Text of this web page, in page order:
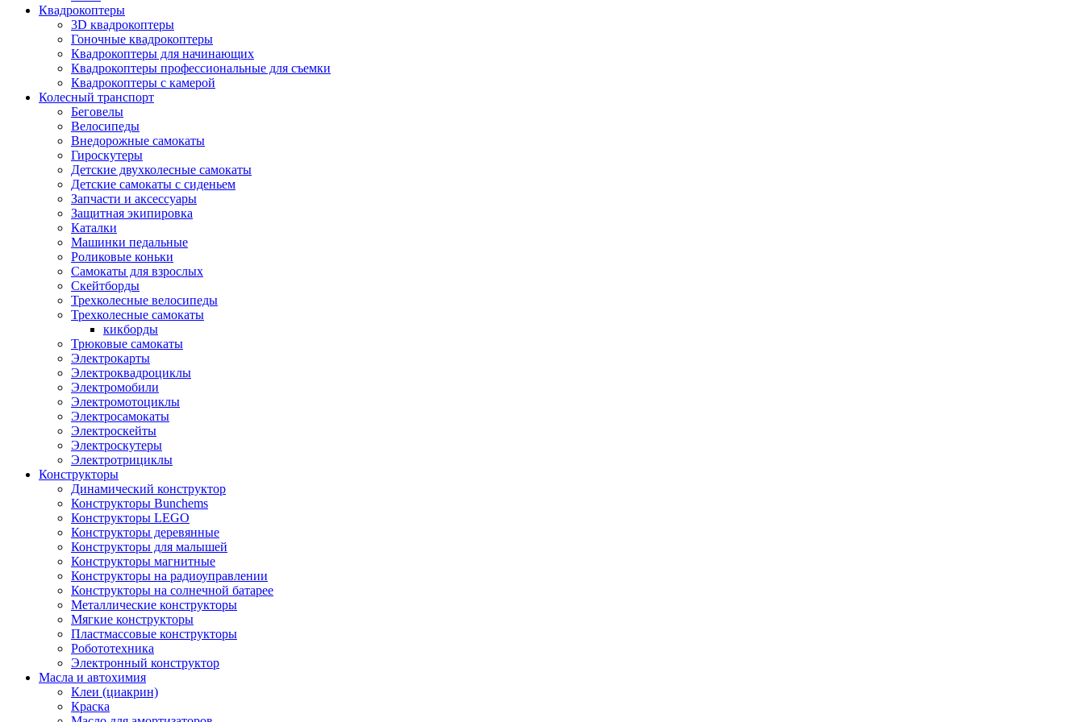
Квадрокоптеры
3D квадрокоптеры
Гоночные квадрокоптеры
Квадрокоптеры для начинающих
Квадрокоптеры профессиональные для съемки
Квадрокоптеры с камерой
Колесный транспорт
Беговелы
Велосипеды
Внедорожные самокаты
Гироскутеры
Детские двухколесные самокаты
Детские самокаты с сиденьем
Запчасти и аксессуары
Защитная экипировка
Каталки
Машинки педальные
Роликовые коньки
Самокаты для взрослых
Скейтборды
Трехколесные велосипеды
Трехколесные самокаты
кикборды
Трюковые самокаты
Электрокарты
Электроквадроциклы
Электромобили
Электромотоциклы
Электросамокаты
Электроскейты
Электроскутеры
Электротрициклы
Конструкторы
Динамический конструктор
Конструкторы Bunchems
Конструкторы LEGO
Конструкторы деревянные
Конструкторы для малышей
Конструкторы магнитные
Конструкторы на радиоуправлении
Конструкторы на солнечной батарее
Металлические конструкторы
Мягкие конструкторы
Пластмассовые конструкторы
Робототехника
Электронный конструктор
Масла и автохимия
Клеи (циакрин)
Краска